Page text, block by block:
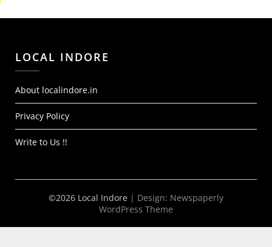
LOCAL INDORE
About localindore.in
Privacy Policy
Write to Us !!
©2026 Local Indore | Design: Newspaperly
WordPress Theme